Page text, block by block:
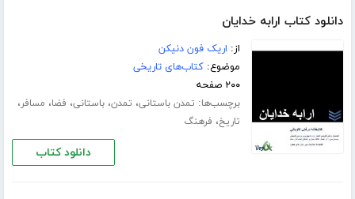
دانلود کتاب ارابه خدایان
از: اریک فون دنیکن
موضوع:کتاب‌های تاریخی
۲۰۰ صفحه
برچسب‌ها: تمدن باستانی، تمدن،باستانی، فضا، مسافر،
تاریخ، فرهنگ
دانلود کتاب